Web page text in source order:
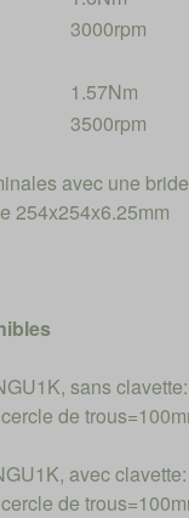
3000rpm
1.57Nm
3500rpm
avec une
254x254x6.25mm
sans
de
avec
de